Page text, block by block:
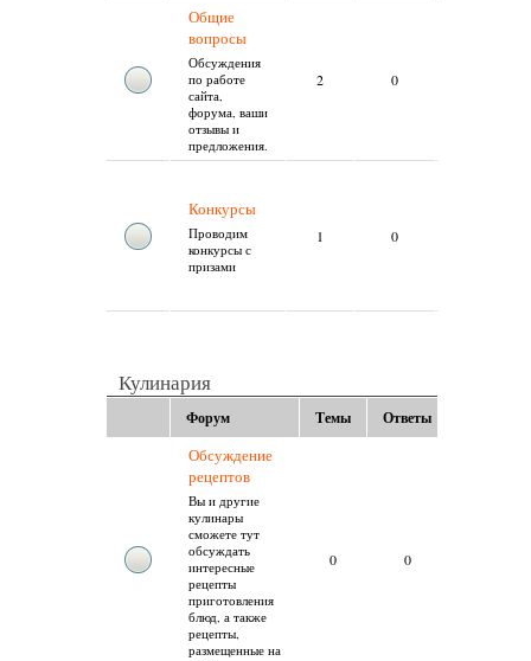
Общие
вопросы
Обсуждения
по работе
сайта,
форума, ваши
отзывы и
предложения.
2 0
Конкурсы
Проводим
конкурсы с
призами
1 0
Кулинария
Форум Темы Ответы
Обсуждение
рецептов
Вы и другие
кулинары
сможете тут
обсуждать
интересные
рецепты
приготовления
блюд, а также
рецепты,
размещенные на
0 0